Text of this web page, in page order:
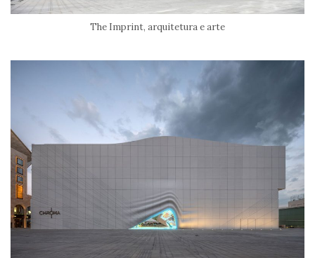
The Imprint, arquitetura e arte